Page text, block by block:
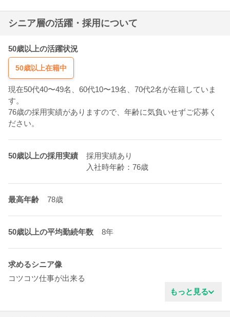
シニア層の活躍・採用について
50歳以上の活躍状況
50歳以上在籍中
現在50代40〜49名、60代10〜19名、70代2名が在籍していま
す。
76歳の採用実績がありますので、年齢に気負いせずご応募く
ださい。
50歳以上の採用実績
採用実績あり
入社時年齢：76歳
最高年齢 78歳
50歳以上の平均勤続年数 8年
求めるシニア像
コツコツ仕事が出来る
協調性がある
もっと見る